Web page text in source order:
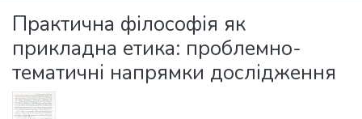
Statistics
Практична філософія як
прикладна етика: проблемно-
тематичні напрямки дослідження